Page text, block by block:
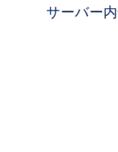
サーバー